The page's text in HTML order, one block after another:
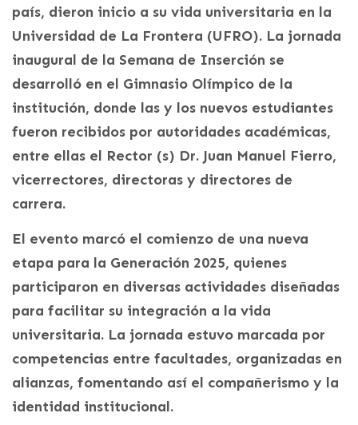
país, dieron inicio a su vida universitaria en la
Universidad de La Frontera (UFRO). La jornada
inaugural de la Semana de Inserción se
desarrolló en el Gimnasio Olímpico de la
institución, donde las y los nuevos estudiantes
fueron recibidos por autoridades académicas,
entre ellas el Rector (s) Dr. Juan Manuel Fierro,
vicerrectores, directoras y directores de
carrera.
El evento marcó el comienzo de una nueva
etapa para la Generación 2025, quienes
participaron en diversas actividades diseñadas
para facilitar su integración a la vida
universitaria. La jornada estuvo marcada por
competencias entre facultades, organizadas en
alianzas, fomentando así el compañerismo y la
identidad institucional.